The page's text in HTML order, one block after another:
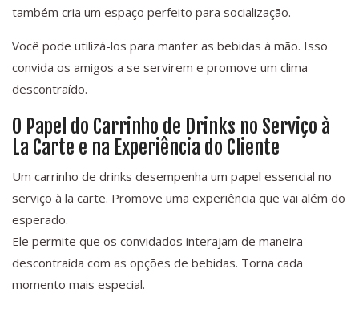
também cria um espaço perfeito para socialização.
Você pode utilizá-los para manter as bebidas à mão. Isso
convida os amigos a se servirem e promove um clima
descontraído.
O Papel do Carrinho de Drinks no Serviço à
La Carte e na Experiência do Cliente
Um carrinho de drinks desempenha um papel essencial no
serviço à la carte. Promove uma experiência que vai além do
esperado.
Ele permite que os convidados interajam de maneira
descontraída com as opções de bebidas. Torna cada
momento mais especial.